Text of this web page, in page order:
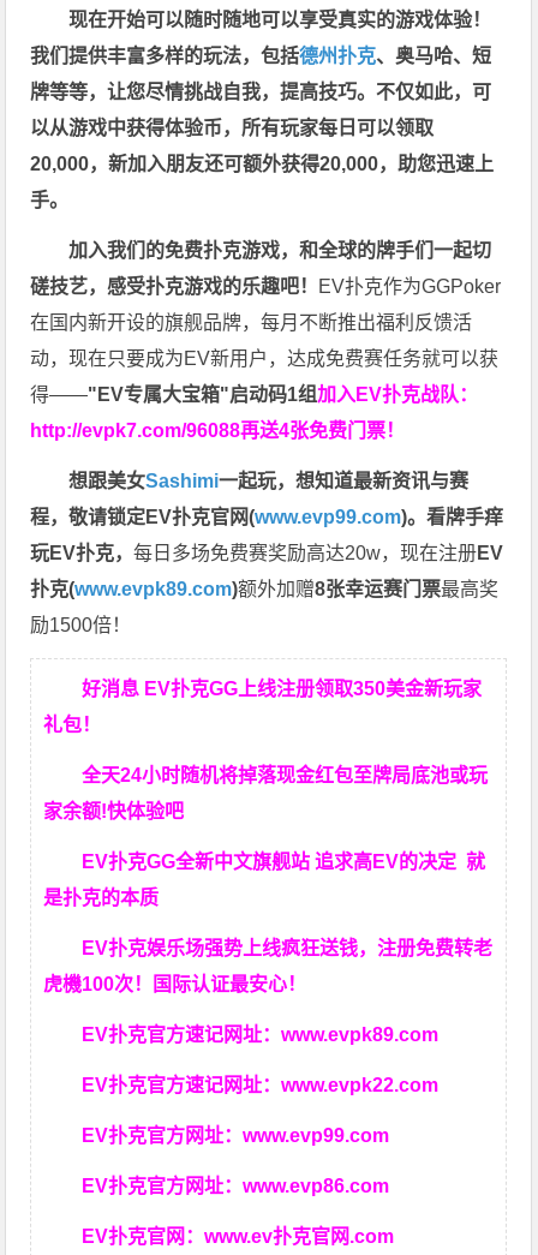
现在开始可以随时随地可以享受真实的游戏体验！
我们提供丰富多样的玩法，包括德州扑克、奥马哈、短
牌等等，让您尽情挑战自我，提高技巧。不仅如此， 可
以从游戏中获得体验币，所有玩家每日可以领取
20,000，新加入朋友还可额外获得20,000，助您迅速上
手。
加入我们的免费扑克游戏，和全球的牌手们一起切
磋技艺，感受扑克游戏的乐趣吧！ EV扑克作为GGPoker
在国内新开设的旗舰品牌，每月不断推出福利反馈活
动，现在只要成为EV新用户，达成免费赛任务就可以获
得——"EV专属大宝箱"启动码1组加入EV扑克战队：
http://evpk7.com/96088再送4张免费门票！
想跟美女Sashimi一起玩，想知道最新资讯与赛
程，敬请锁定EV扑克官网(www.evp99.com)。看牌手痒
玩EV扑克，每日多场免费赛奖励高达20w，现在注册EV
扑克(www.evpk89.com)额外加赠8张幸运赛门票最高奖
励1500倍！
好消息 EV扑克GG上线注册领取350美金新玩家
礼包！
全天24小时随机将掉落现金红包至牌局底池或玩
家余额!快体验吧
EV扑克GG全新中文旗舰站 追求高EV的决定就
是扑克的本质
EV扑克娱乐场强势上线疯狂送钱，注册免费转老
虎機100次！国际认证最安心！
EV扑克官方速记网址：www.evpk89.com
EV扑克官方速记网址：www.evpk22.com
EV扑克官方网址：www.evp99.com
EV扑克官方网址：www.evp86.com
EV扑克官网：www.ev扑克官网.com